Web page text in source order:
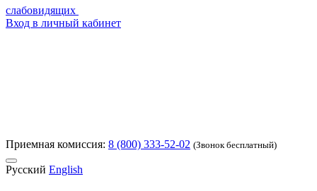
слабовидящих
Вход в личный кабинет
Приемная комиссия: 8 (800) 333-52-02 (Звонок бесплатный)
Русский English